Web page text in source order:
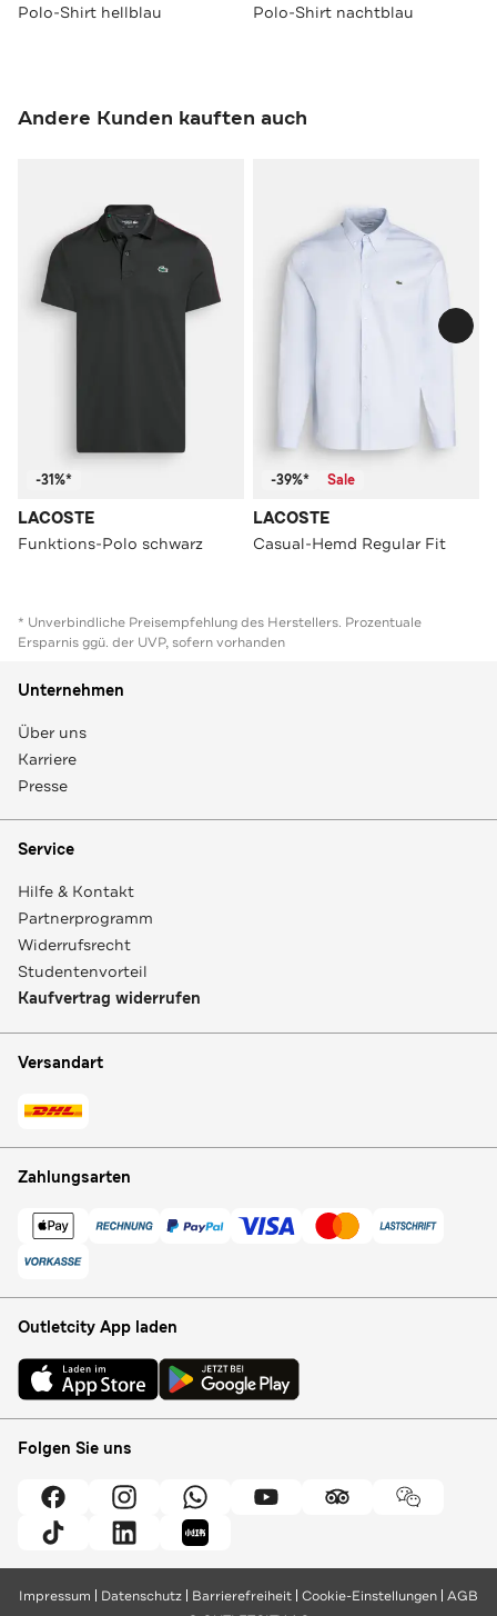
Polo-Shirt hellblau Polo-Shirt nachtblau
Andere Kunden kauften auch
-31%*
LACOSTE
Funktions-Polo schwarz
-39%* Sale
LACOSTE
Casual-Hemd Regular Fit
* Unverbindliche Preisempfehlung des Herstellers. Prozentuale
Ersparnis ggü. der UVP, sofern vorhanden
Unternehmen
Über uns
Karriere
Presse
Service
Hilfe & Kontakt
Partnerprogramm
Widerrufsrecht
Studentenvorteil
Kaufvertrag widerrufen
Versandart
Zahlungsarten
Outletcity App laden
Folgen Sie uns
Impressum Datenschutz Barrierefreiheit Cookie-Einstellungen AGB